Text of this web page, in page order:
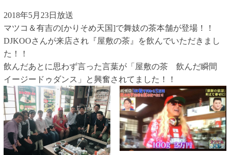
2018年5月23日放送
マツコ＆有吉の[かりそめ天国]で舞妓の茶本舗が登場！！
DJKOOさんが来店され『屋敷の茶』を飲んでいただきまし
た！！
飲んだあとに思わず言った言葉が「屋敷の茶 飲んだ瞬間
イージードゥダンス」と興奮されてました！！